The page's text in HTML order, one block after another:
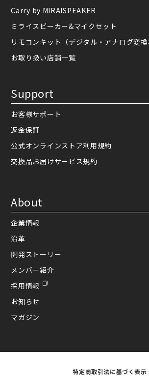
Carry by MIRAISPEAKER
ミライスピーカー&マイクセット
リモコンキット（デジタル・アナログ変換
お取り扱い店舗一覧
Support
お客様サポート
返金保証
公式オンラインストア利用規約
交換品お届けサービス規約
About
企業情報
沿革
開発ストーリー
メンバー紹介
採用情報
お知らせ
マガジン
特定商取引法に基づく表示